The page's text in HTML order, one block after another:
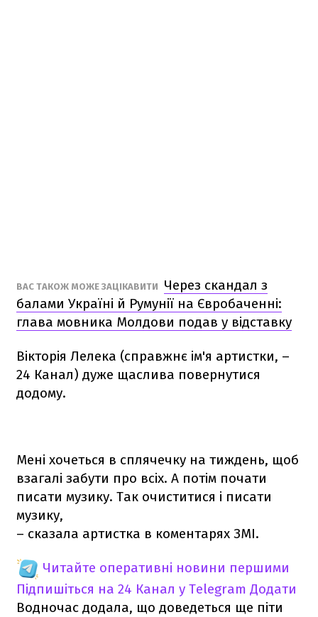
ВАС ТАКОЖ МОЖЕ ЗАЦІКАВИТИ
Через скандал з
балами Україні й Румунії на Євробаченні:
глава мовника Молдови подав у відставку
Вікторія Лелека (справжнє ім'я артистки, –
24 Канал) дуже щаслива повернутися
додому.
Мені хочеться в сплячечку на тиждень, щоб
взагалі забути про всіх. А потім почати
писати музику. Так очиститися і писати
музику,
– сказала артистка в коментарях ЗМІ.
Читайте оперативні новини першими
Підпишіться на 24 Канал у Telegram Додати
Водночас додала, що доведеться ще піти